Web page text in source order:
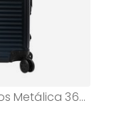
Maleta de viaje 23 kilos Metálica 360° Alkymia Mediana Azul